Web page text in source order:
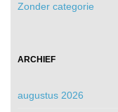
Zonder categorie
ARCHIEF
augustus 2026